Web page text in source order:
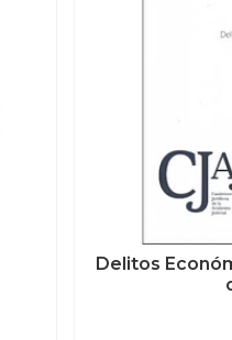
Delitos